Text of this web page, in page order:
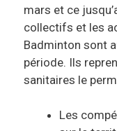
mars et ce
collectifs et les
Badminton sont
période. Ils
sanitaires le
Les